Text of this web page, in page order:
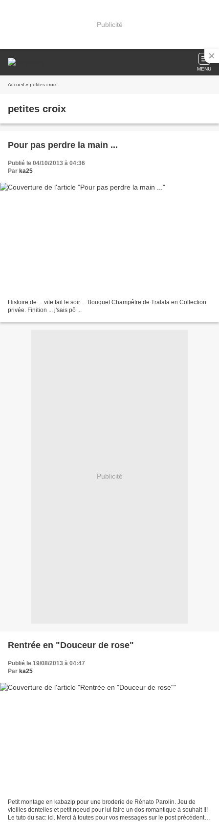
Publicité
MENU
Accueil » petites croix
petites croix
Pour pas perdre la main ...
Publié le 04/10/2013 à 04:36
Par ka25
Histoire de ... vite fait le soir ... Bouquet Champêtre de Tralala en Collection
privée. Finition ... j'sais pô ...
Publicité
Rentrée en "Douceur de rose"
Publié le 19/08/2013 à 04:47
Par ka25
Petit montage en kabazip pour une broderie de Rénato Parolin. Jeu de
vieilles dentelles et petit noeud pour lui faire un dos romantique à souhait !!!
Le tuto du sac: ici. Merci à toutes pour vos messages sur le post précédent,